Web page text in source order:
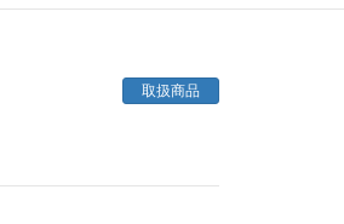
取扱商品